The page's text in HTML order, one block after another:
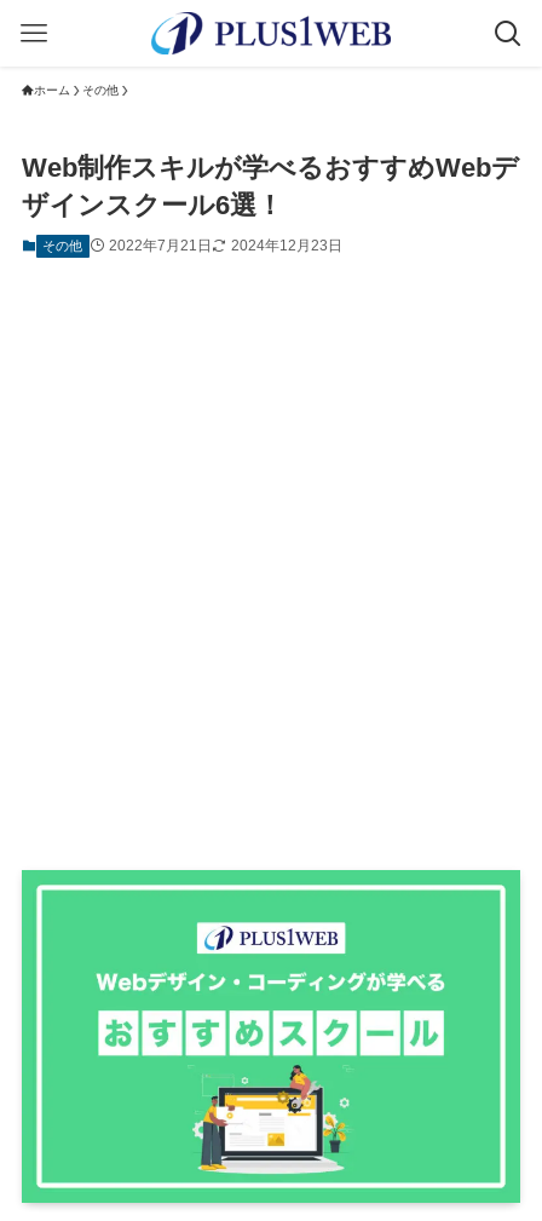
ホーム その他
Web制作スキルが学べるおすすめWebデ
ザインスクール6選！
その他 2022年7月21日 2024年12月23日